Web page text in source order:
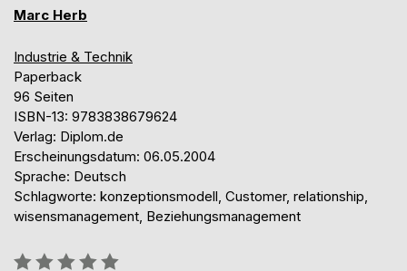
Marc Herb
Industrie & Technik
Paperback
96 Seiten
ISBN-13: 9783838679624
Verlag: Diplom.de
Erscheinungsdatum: 06.05.2004
Sprache: Deutsch
Schlagworte: konzeptionsmodell, Customer, relationship,
wisensmanagement, Beziehungsmanagement
Bewertung::